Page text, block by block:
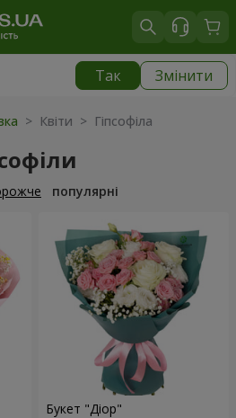
Так Змінити
> Квіти > Гіпсофіла
популярні
Букет "Діор"